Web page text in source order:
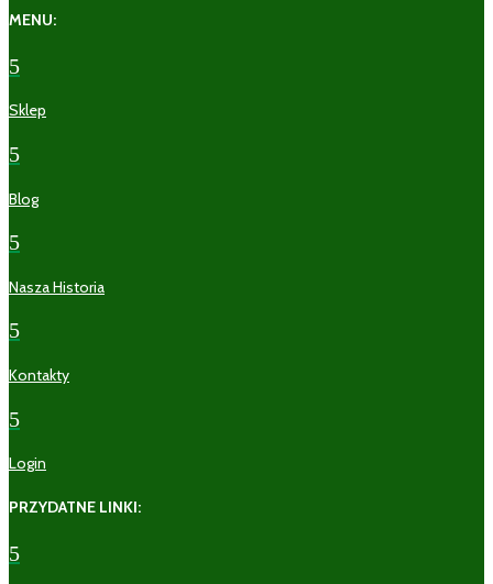
MENU:
5
Sklep
5
Blog
5
Nasza Historia
5
Kontakty
5
Login
PRZYDATNE LINKI:
5